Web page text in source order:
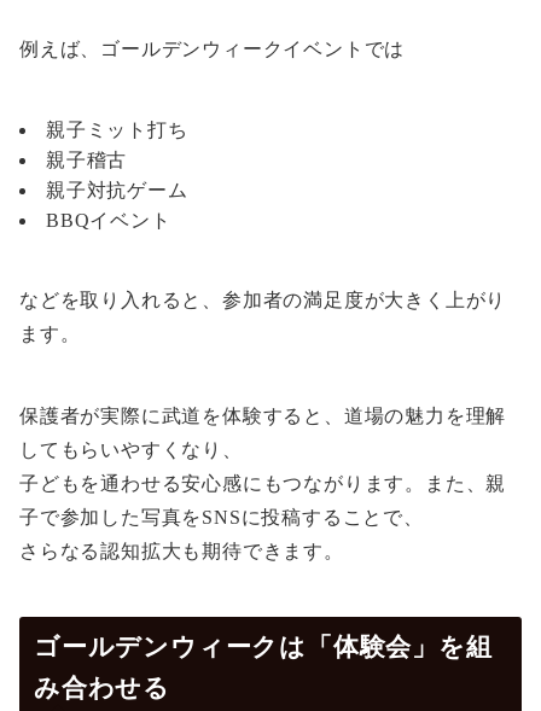
例えば、ゴールデンウィークイベントでは
親子ミット打ち
親子稽古
親子対抗ゲーム
BBQイベント
などを取り入れると、参加者の満足度が大きく上がり
ます。
保護者が実際に武道を体験すると、道場の魅力を理解
してもらいやすくなり、
子どもを通わせる安心感にもつながります。また、親
子で参加した写真をSNSに投稿することで、
さらなる認知拡大も期待できます。
ゴールデンウィークは「体験会」を組
み合わせる